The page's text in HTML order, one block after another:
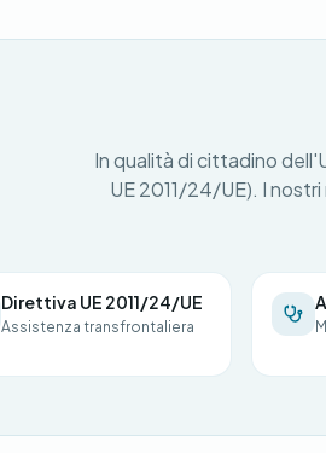
In qualità di cittadino
UE 2011/24/UE). I
Direttiva UE 2011/24/UE
Assistenza transfrontaliera